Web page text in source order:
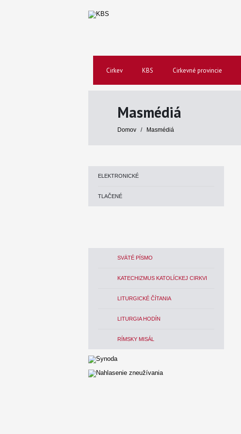
Cirkev KBS Cirkevné provincie
Masmédiá
Domov / Masmédiá
ELEKTRONICKÉ
TLAČENÉ
SVÄTÉ PÍSMO
KATECHIZMUS KATOLÍCKEJ CIRKVI
LITURGICKÉ ČÍTANIA
LITURGIA HODÍN
RÍMSKY MISÁL